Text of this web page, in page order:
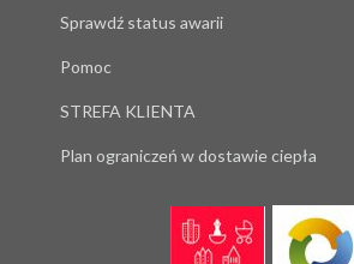
Sprawdź status awarii
Pomoc
STREFA KLIENTA
Plan ograniczeń w dostawie ciepła